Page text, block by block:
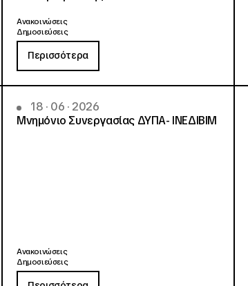
Ανακοινώσεις
Δημοσιεύσεις
Περισσότερα
18 · 06 · 2026
Μνημόνιο Συνεργασίας ΔΥΠΑ- ΙΝΕΔΙΒΙΜ
Ανακοινώσεις
Δημοσιεύσεις